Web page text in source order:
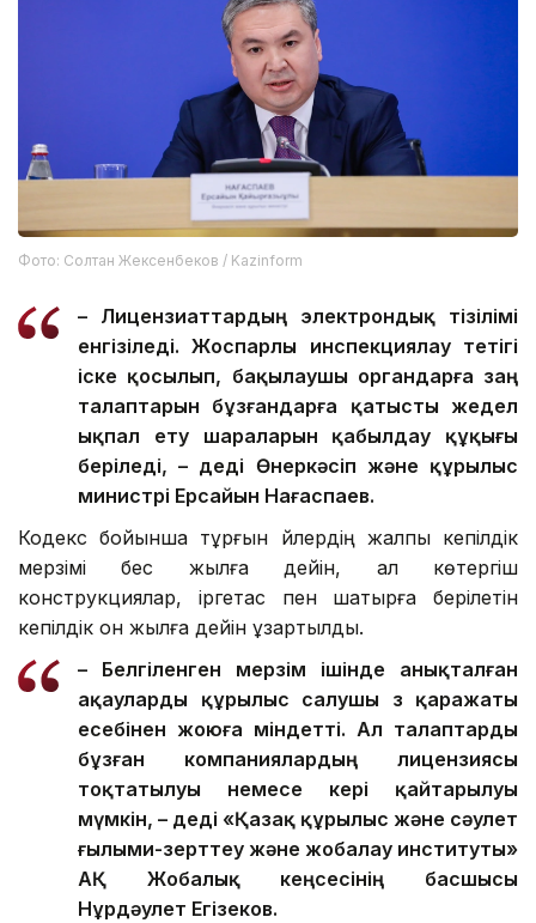
Фото: Солтан Жексенбеков / Kazinform
– Лицензиаттардың электрондық тізілімі
енгізіледі. Жоспарлы инспекциялау тетігі
іске қосылып, бақылаушы органдарға заң
талаптарын бұзғандарға қатысты жедел
ықпал ету шараларын қабылдау құқығы
беріледі, – деді Өнеркәсіп және құрылыс
министрі Ерсайын Нағаспаев.
Кодекс бойынша тұрғын үйлердің жалпы кепілдік
мерзімі бес жылға дейін, ал көтергіш
конструкциялар, іргетас пен шатырға берілетін
кепілдік он жылға дейін ұзартылды.
– Белгіленген мерзім ішінде анықталған
ақауларды құрылыс салушы өз қаражаты
есебінен жоюға міндетті. Ал талаптарды
бұзған компаниялардың лицензиясы
тоқтатылуы немесе кері қайтарылуы
мүмкін, – деді «Қазақ құрылыс және сәулет
ғылыми-зерттеу және жобалау институты»
АҚ Жобалық кеңсесінің басшысы
Нұрдәулет Егізеков.